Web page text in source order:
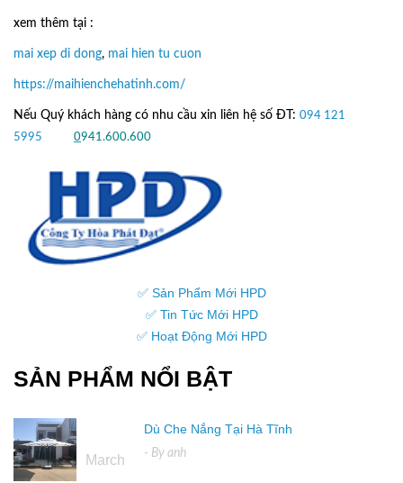
xem thêm tại :
mai xep di dong, mai hien tu cuon
https://maihienchehatinh.com/
Nếu Quý khách hàng có nhu cầu xin liên hệ số ĐT: 094 121
5995
0941.600.600
✅ Sản Phẩm Mới HPD
✅ Tin Tức Mới HPD
✅ Hoạt Động Mới HPD
SẢN PHẨM NỔI BẬT
March
Dù Che Nắng Tại Hà Tĩnh
- By anh